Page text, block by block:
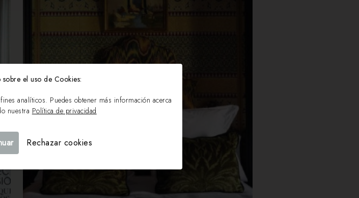
sobre el uso de Cookies:
analíticos. Puedes obtener más información acerca
nuestra Política de privacidad
Rechazar cookies